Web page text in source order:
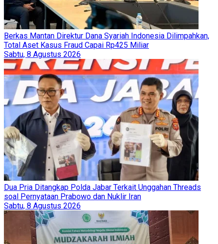
Berkas Mantan Direktur Dana Syariah Indonesia Dilimpahkan,
Total Aset Kasus Fraud Capai Rp425 Miliar
Sabtu, 8 Agustus 2026
Dua Pria Ditangkap Polda Jabar Terkait Unggahan Threads
soal Pernyataan Prabowo dan Nuklir Iran
Sabtu, 8 Agustus 2026